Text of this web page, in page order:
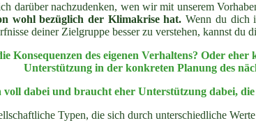
darüber nachzudenken, wen wir mit unserem
wohl bezüglich der Klimakrise hat. Wenn du dich
deiner Zielgruppe besser zu verstehen, kannst du
Konsequenzen des eigenen Verhaltens? Oder
Unterstützung in der konkreten Planung des
dabei und braucht eher Unterstützung dabei,
Typen, die sich durch unterschiedliche